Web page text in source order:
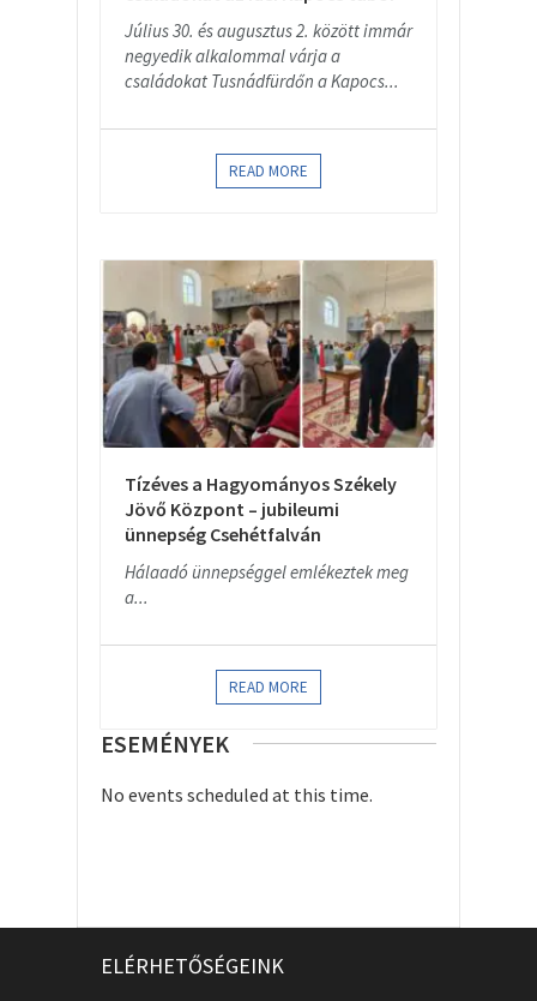
Július 30. és augusztus 2. között immár
negyedik alkalommal várja a
családokat Tusnádfürdőn a Kapocs...
READ MORE
Tízéves a Hagyományos Székely
Jövő Központ – jubileumi
ünnepség Csehétfalván
Hálaadó ünnepséggel emlékeztek meg
a...
READ MORE
ESEMÉNYEK
No events scheduled at this time.
ELÉRHETŐSÉGEINK